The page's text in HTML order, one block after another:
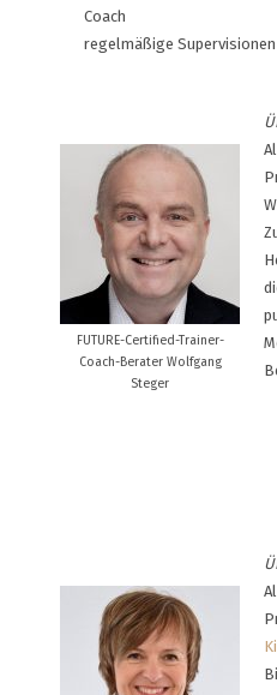
Coach
regelmäßige
FUTURE-Certified-Trainer-
Coach-Berater Wolfgang
Steger